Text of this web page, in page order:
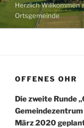
Herzlich Willkommen
Ortsgemeinde
OFFENES OHR
Die zweite Runde
März 2020